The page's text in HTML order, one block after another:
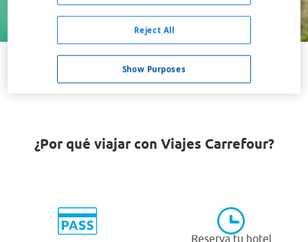
Buscar
VER TODOS LOS HOTELES BARATOS EN INDAIATUBA
¿Por qué viajar con Viajes Carrefour?
Reserva tu hotel
Show Purposes
Reject All